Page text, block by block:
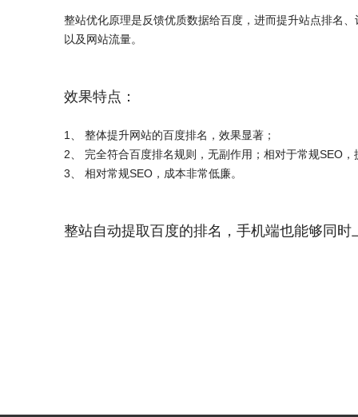
整站优化原理是反馈优质数据给百度，进而提升站点排名
以及网站流量。
效果特点：
1、 整体提升网站的百度排名，效果显著；
2、 完全符合百度排名规则，无副作用；相对于常规SEO
3、 相对常规SEO，成本非常低廉。
整站自动提取百度的排名，手机端也能够同时